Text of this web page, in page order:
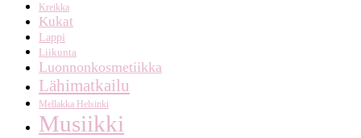
Kreikka
Kukat
Lappi
Liikunta
Luonnonkosmetiikka
Lähimatkailu
Mellakka Helsinki
Musiikki